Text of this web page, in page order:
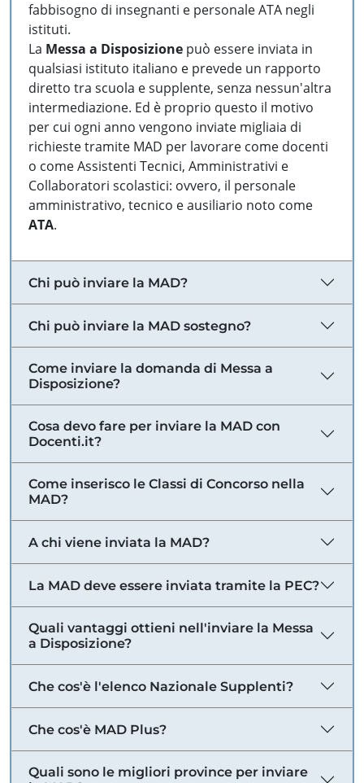
fabbisogno di insegnanti e personale ATA negli
istituti.
La Messa a Disposizione può essere inviata in
qualsiasi istituto italiano e prevede un rapporto
diretto tra scuola e supplente, senza nessun'altra
intermediazione. Ed è proprio questo il motivo
per cui ogni anno vengono inviate migliaia di
richieste tramite MAD per lavorare come docenti
o come Assistenti Tecnici, Amministrativi e
Collaboratori scolastici: ovvero, il personale
amministrativo, tecnico e ausiliario noto come
ATA.
Chi può inviare la MAD?
Chi può inviare la MAD sostegno?
Come inviare la domanda di Messa a
Disposizione?
Cosa devo fare per inviare la MAD con
Docenti.it?
Come inserisco le Classi di Concorso nella
MAD?
A chi viene inviata la MAD?
La MAD deve essere inviata tramite la PEC?
Quali vantaggi ottieni nell'inviare la Messa
a Disposizione?
Che cos'è l'elenco Nazionale Supplenti?
Che cos'è MAD Plus?
Quali sono le migliori province per inviare